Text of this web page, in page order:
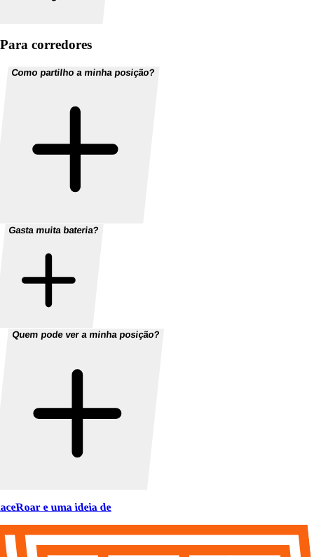
Para corredores
Como partilho a minha posição?
Gasta muita bateria?
Quem pode ver a minha posição?
e uma ideia de